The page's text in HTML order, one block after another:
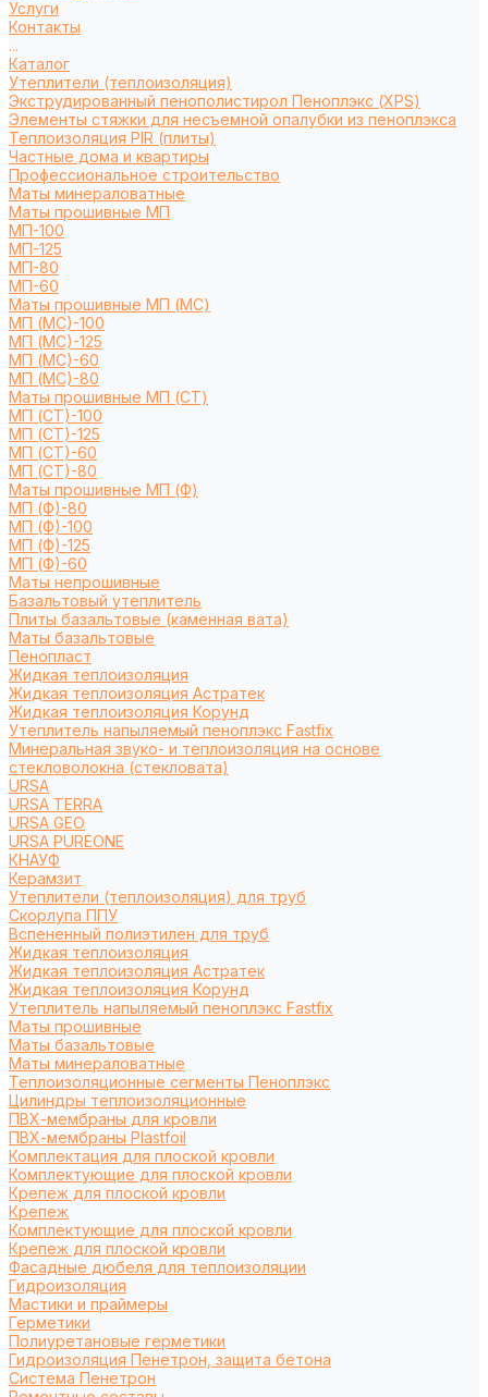
Услуги
Контакты
...
Каталог
Утеплители (теплоизоляция)
Экструдированный пенополистирол Пеноплэкс (XPS)
Элементы стяжки для несъемной опалубки из пеноплэкса
Теплоизоляция PIR (плиты)
Частные дома и квартиры
Профессиональное строительство
Маты минераловатные
Маты прошивные МП
МП-100
МП-125
МП-80
МП-60
Маты прошивные МП (МС)
МП (МС)-100
МП (МС)-125
МП (МС)-60
МП (МС)-80
Маты прошивные МП (СТ)
МП (СТ)-100
МП (СТ)-125
МП (СТ)-60
МП (СТ)-80
Маты прошивные МП (Ф)
МП (Ф)-80
МП (Ф)-100
МП (Ф)-125
МП (Ф)-60
Маты непрошивные
Базальтовый утеплитель
Плиты базальтовые (каменная вата)
Маты базальтовые
Пенопласт
Жидкая теплоизоляция
Жидкая теплоизоляция Астратек
Жидкая теплоизоляция Корунд
Утеплитель напыляемый пеноплэкс Fastfix
Минеральная звуко- и теплоизоляция на основе
стекловолокна (стекловата)
URSA
URSA TERRA
URSA GEO
URSA PUREONE
КНАУФ
Керамзит
Утеплители (теплоизоляция) для труб
Cкорлупа ППУ
Вспененный полиэтилен для труб
Жидкая теплоизоляция
Жидкая теплоизоляция Астратек
Жидкая теплоизоляция Корунд
Утеплитель напыляемый пеноплэкс Fastfix
Маты прошивные
Маты базальтовые
Маты минераловатные
Теплоизоляционные сегменты Пеноплэкс
Цилиндры теплоизоляционные
ПВХ-мембраны для кровли
ПВХ-мембраны Plastfoil
Комплектация для плоской кровли
Комплектующие для плоской кровли
Крепеж для плоской кровли
Крепеж
Комплектующие для плоской кровли
Крепеж для плоской кровли
Фасадные дюбеля для теплоизоляции
Гидроизоляция
Мастики и праймеры
Герметики
Полиуретановые герметики
Гидроизоляция Пенетрон, защита бетона
Система Пенетрон